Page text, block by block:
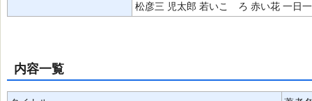
松彦三 児太郎 若いこゝろ 赤い花 一日
内容一覧